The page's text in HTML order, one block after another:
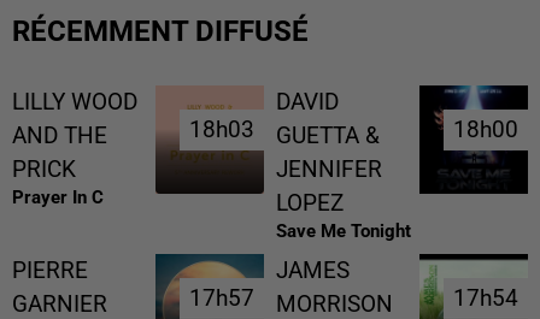
RÉCEMMENT DIFFUSÉ
LILLY WOOD
AND THE
PRICK
Prayer In C
18h03
18h03
DAVID
GUETTA &
JENNIFER
LOPEZ
Save Me Tonight
18h00
18h00
PIERRE
GARNIER
17h57
17h57
JAMES
MORRISON
17h54
17h54